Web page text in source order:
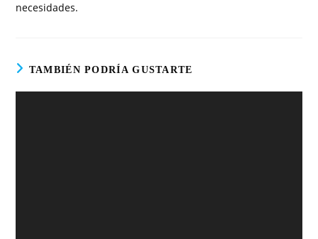
necesidades.
TAMBIÉN PODRÍA GUSTARTE